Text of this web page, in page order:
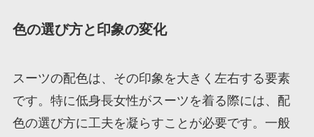
色の選び方と印象の変化
スーツの配色は、その印象を大きく左右する要素
です。特に低身長女性がスーツを着る際には、配
色の選び方に工夫を凝らすことが必要です。一般